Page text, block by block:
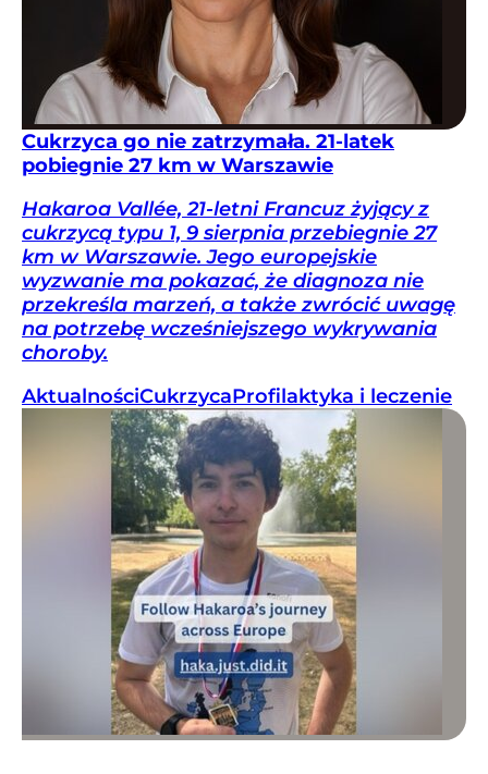
Cukrzyca go nie zatrzymała. 21-latek
pobiegnie 27 km w Warszawie
Hakaroa Vallée, 21-letni Francuz żyjący z
cukrzycą typu 1, 9 sierpnia przebiegnie 27
km w Warszawie. Jego europejskie
wyzwanie ma pokazać, że diagnoza nie
przekreśla marzeń, a także zwrócić uwagę
na potrzebę wcześniejszego wykrywania
choroby.
AktualnościCukrzycaProfilaktyka i leczenie